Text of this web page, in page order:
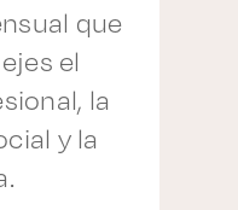
que
el
la
y la